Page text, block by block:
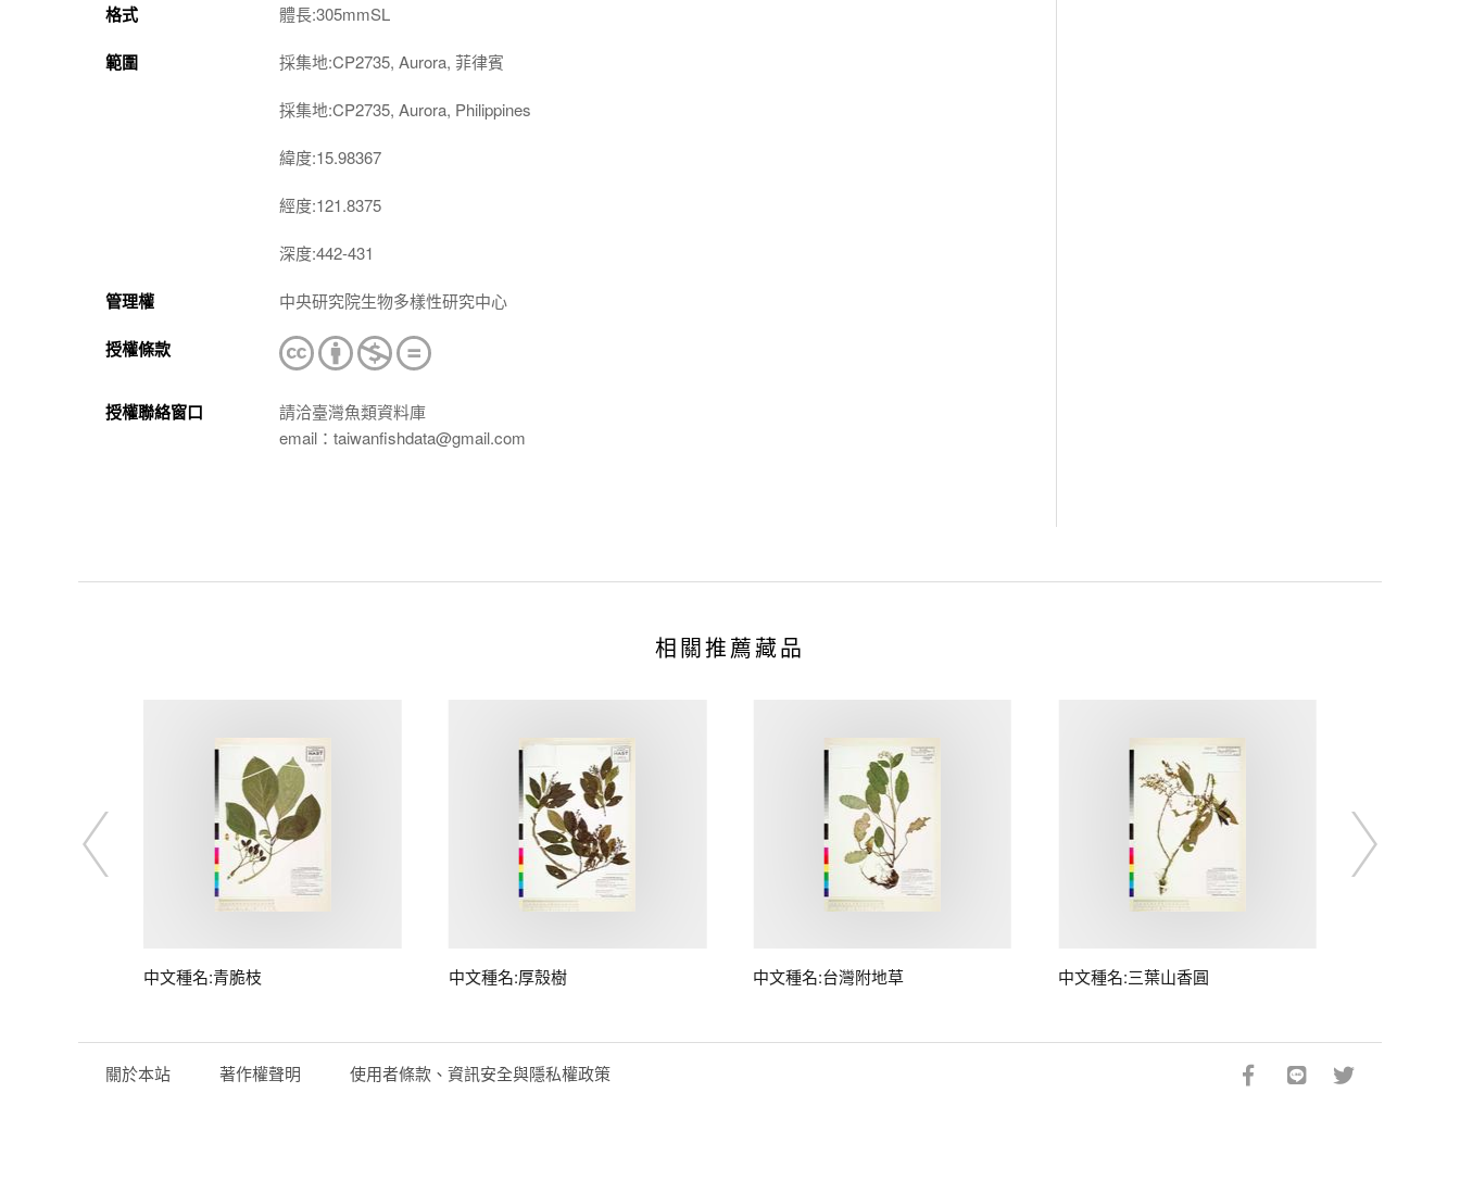
格式 體長:305mmSL
範圍 採集地:CP2735, Aurora, 菲律賓
採集地:CP2735, Aurora, Philippines
緯度:15.98367
經度:121.8375
深度:442-431
管理權 中央研究院生物多樣性研究中心
授權條款
授權聯絡窗口
請洽臺灣魚類資料庫
email：taiwanfishdata@gmail.com
相關推薦藏品
中文種名:青脆枝 中文種名:厚殼樹 中文種名:台灣附地草 中文種名:三葉山香圓
關於本站 著作權聲明 使用者條款、資訊安全與隱私權政策